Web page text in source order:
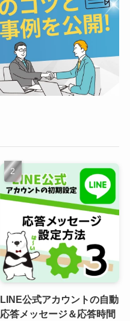
LINE公式アカウントの自動
応答メッセージ＆応答時間